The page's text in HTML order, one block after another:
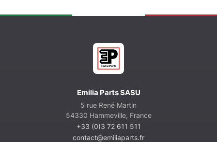
Emilia Parts SASU
5 rue René Martin
54330 Hammeville, France
+33 (0)3 72 611 511
contact@emiliaparts.fr